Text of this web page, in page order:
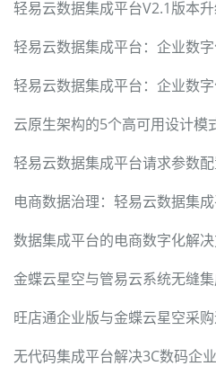
轻易云数据集成平台：企业数
轻易云数据集成平台：企业数
云原生架构的5个高可用设计模
轻易云数据集成平台请求参数
电商数据治理：轻易云数据集
数据集成平台的电商数字化解
金蝶云星空与管易云系统无缝
旺店通企业版与金蝶云星空采
无代码集成平台解决3C数码企